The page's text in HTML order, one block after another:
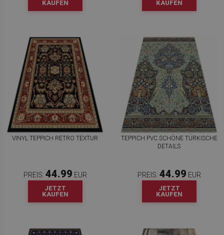
KAUFEN
KAUFEN
VINYL TEPPICH RETRO TEXTUR
PREIS: 44.99 EUR
JETZT
KAUFEN
TEPPICH PVC SCHÖNE TÜRKISCHE
DETAILS
PREIS: 44.99 EUR
JETZT
KAUFEN